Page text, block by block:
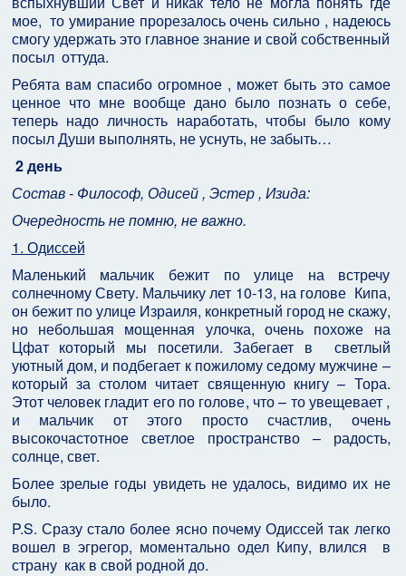
мое, то умирание прорезалось очень сильно , надеюсь
смогу удержать это главное знание и свой собственный
посыл оттуда.
Ребята вам спасибо огромное , может быть это самое
ценное что мне вообще дано было познать о себе,
теперь надо личность наработать, чтобы было кому
посыл Души выполнять, не уснуть, не забыть…
2 день
Состав - Философ, Одисей , Эстер , Изида:
Очередность не помню, не важно.
1. Одиссей
Маленький мальчик бежит по улице на встречу
солнечному Свету. Мальчику лет 10-13, на голове Кипа,
он бежит по улице Израиля, конкретный город не скажу,
но небольшая мощенная улочка, очень похоже на
Цфат который мы посетили. Забегает в светлый
уютный дом, и подбегает к пожилому седому мужчине –
который за столом читает священную книгу – Тора.
Этот человек гладит его по голове, что – то увещевает ,
и мальчик от этого просто счастлив, очень
высокочастотное светлое пространство – радость,
солнце, свет.
Более зрелые годы увидеть не удалось, видимо их не
было.
P.S. Сразу стало более ясно почему Одиссей так легко
вошел в эгрегор, моментально одел Кипу, влился в
страну как в свой родной до.